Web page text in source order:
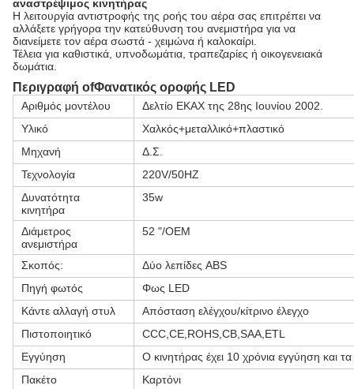
αναστρέψιμος κινητήρας
Η λειτουργία αντιστροφής της ροής του αέρα σας επιτρέπει να
αλλάξετε γρήγορα την κατεύθυνση του ανεμιστήρα για να
διανείμετε τον αέρα σωστά - χειμώνα ή καλοκαίρι.
Τέλεια για καθιστικά, υπνοδωμάτια, τραπεζαρίες ή οικογενειακά
δωμάτια.
Περιγραφή ofΦανατικός οροφής LED
Αριθμός μοντέλου
Δελτίο ΕΚΑΧ της 28ης Ιουνίου 2002.
Υλικό
Χαλκός+μεταλλικό+πλαστικό
Μηχανή
Δ.Σ.
Τεχνολογία
220V/50HZ
Δυνατότητα
κινητήρα
35w
Διάμετρος
ανεμιστήρα
52 "/OEM
Σκοπός:
Δύο λεπίδες ABS
Πηγή φωτός
Φως LED
Κάντε αλλαγή στυλ
Απόσταση ελέγχου/κίτρινο έλεγχο
Πιστοποιητικό
CCC,CE,ROHS,CB,SAA,ETL
Εγγύηση
Ο κινητήρας έχει 10 χρόνια εγγύηση και
Πακέτο
Καρτόνι